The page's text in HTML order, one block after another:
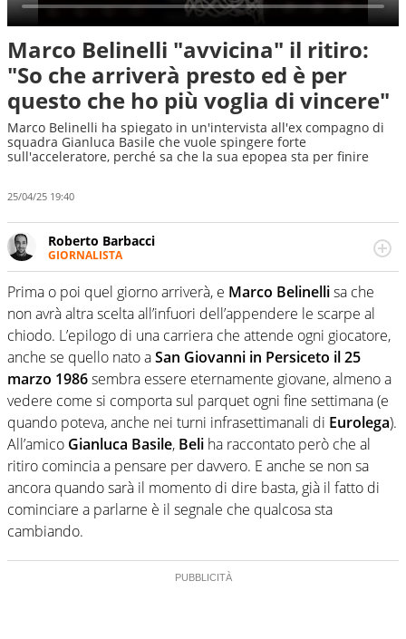
Marco Belinelli "avvicina" il ritiro:
"So che arriverà presto ed è per
questo che ho più voglia di vincere"
Marco Belinelli ha spiegato in un'intervista all'ex compagno di
squadra Gianluca Basile che vuole spingere forte
sull'acceleratore, perché sa che la sua epopea sta per finire
25/04/25 19:40
Roberto Barbacci
GIORNALISTA
Giornalista (pubblicista) sportivo a tutto campo, è il
tuttologo di Virgilio Sport. Provate a chiedergli di boxe, di
scherma, di volley o di curling: ve ne farà innamorare
Prima o poi quel giorno arriverà, e Marco Belinellisa che
non avrà altra scelta all’infuori dell’appendere le scarpe al
chiodo. L’epilogo di una carriera che attende ogni giocatore,
anche se quello nato aSan Giovanni in Persiceto il 25
marzo 1986sembra essere eternamente giovane, almeno a
vedere come si comporta sul parquet ogni fine settimana (e
quando poteva, anche nei turni infrasettimanali di Eurolega).
All’amico Gianluca Basile, Beli ha raccontato però che al
ritiro comincia a pensare per davvero. E anche se non sa
ancora quando sarà il momento di dire basta, già il fatto di
cominciare a parlarne è il segnale che qualcosa sta
cambiando.